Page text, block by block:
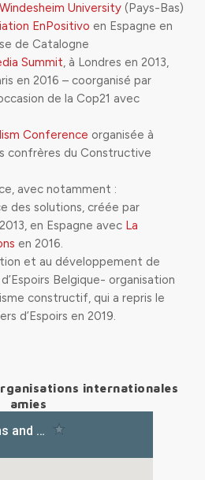
Windesheim University(Pays-Bas)
EnPositivo en Espagne en
de Catalogne
Summit, à Londres en 2013,
en 2016 – coorganisé par
de la Cop21 avec
Conference organisée à
confrères du Constructive
avec notamment :
des solutions, créée par
en Espagne avec La
en 2016.
et au développement de
Belgique- organisation
constructif, qui a repris le
d’Espoirs en 2019.
internationales
amies